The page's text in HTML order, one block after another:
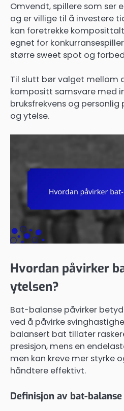
Omvendt, spillere som ser
og er villige til å investere
kan foretrekke
egnet for
større sweet spot og
Til slutt bør valget mellom
kompositt samsvare med
bruksfrekvens og
og ytelse.
Hvordan påvirker
ytelsen?
Bat-balanse påvirker
ved å påvirke
balansert bat tillater
presisjon, mens en
men kan kreve mer styrke
håndtere effektivt.
Definisjon av bat-